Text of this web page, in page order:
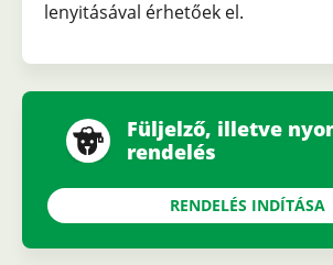
lenyitásával érhetőek el.
Füljelző, illetve
rendelés
RENDELÉS INDÍTÁSA